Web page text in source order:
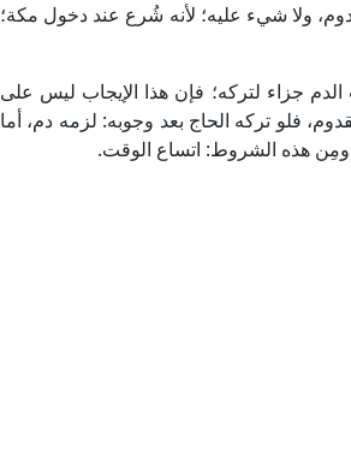
ولا شيء عليه؛ لأنه شُرع عند دخول مكة؛
جزاء لتركه؛ فإن هذا الإيجاب ليس على
فلو تركه الحاج بعد وجوبه: لزمه دم، أما
ومِن هذه الشروط: اتساع الوقت.